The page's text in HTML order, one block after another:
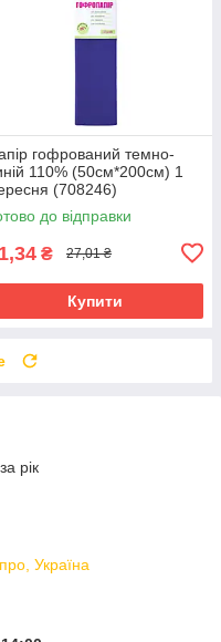
гофрований темно-
110% (50см*200см) 1
(708246)
до відправки
₴ 27,01 ₴
Купити
рік
Україна